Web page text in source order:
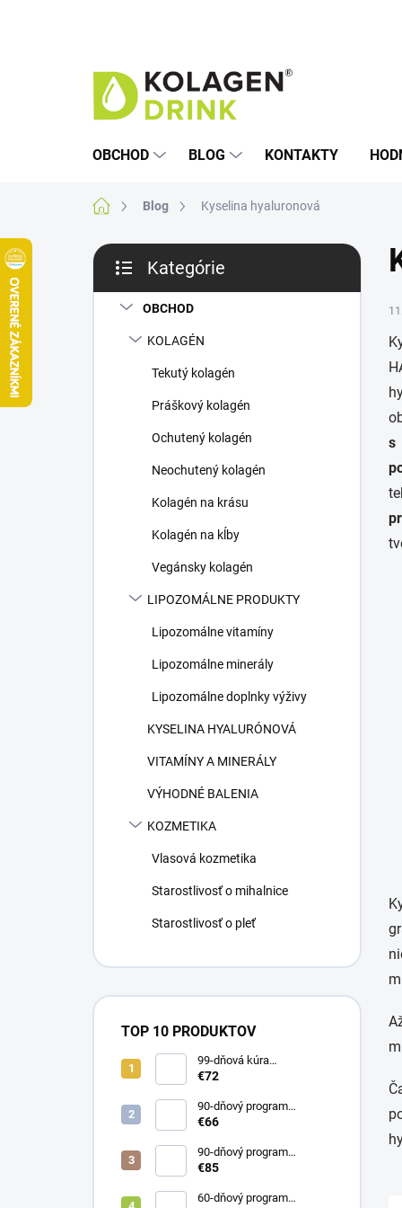
OBCHOD BLOG KONTAKTY
DomovBlog Kyselina hyaluronová
B
č
kategórie
Kategórie
OBCHOD
KOLAGÉN
Tekutý kolagén
Práškový kolagén
Ochutený kolagén
Neochutený kolagén
Kolagén na krásu
Kolagén na kĺby
Vegánsky kolagén
LIPOZOMÁLNE PRODUKTY
Lipozomálne vitamíny
Lipozomálne minerály
Lipozomálne doplnky výživy
KYSELINA HYALURÓNOVÁ
VITAMÍNY A MINERÁLY
VÝHODNÉ BALENIA
KOZMETIKA
Vlasová kozmetika
Starostlivosť o mihalnice
Starostlivosť o pleť
TOP 10 PRODUKTOV
99-dňová kúra
KolagenDrink FLEXIREP
500 ml
€72
90-dňový program
KolagenDrink Collagen 10
kolagén 3 x 300 g
€66
90-dňový program
ABSORB COLLAGEN
3x30 vrecúšok
€85
60-dňový program
s